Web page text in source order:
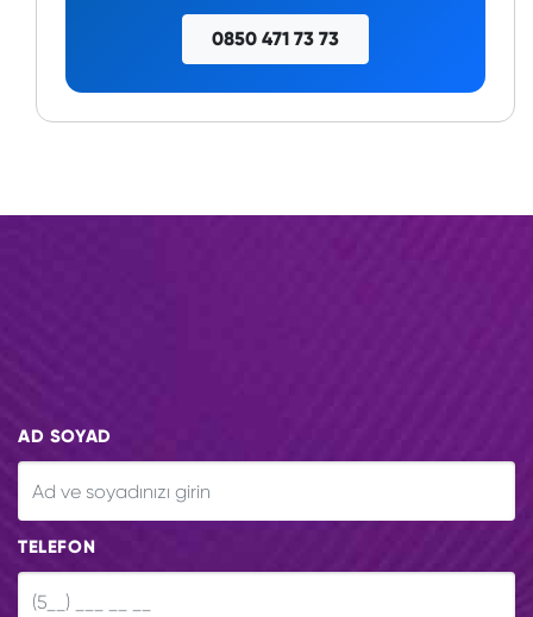
0850 471 73 73
AD SOYAD
TELEFON